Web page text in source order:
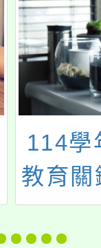
114學
教育